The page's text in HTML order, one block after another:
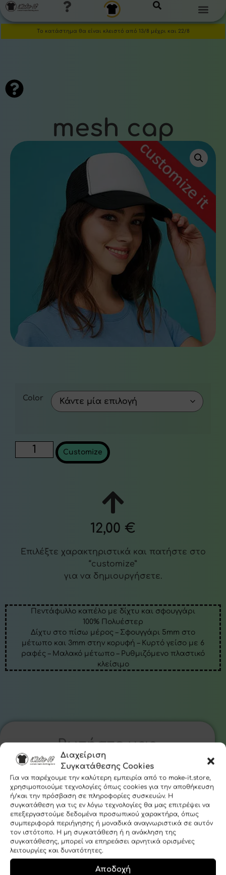
Διαχείριση
Συγκατάθεσης Cookies
Για να παρέχουμε την καλύτερη εμπειρία από το make-it.store,
χρησιμοποιούμε τεχνολογίες όπως cookies για την αποθήκευση
ή/και την πρόσβαση σε πληροφορίες συσκευών. Η
συγκατάθεση για τις εν λόγω τεχνολογίες θα μας επιτρέψει να
επεξεργαστούμε δεδομένα προσωπικού χαρακτήρα, όπως
συμπεριφορά περιήγησης ή μοναδικά αναγνωριστικά σε αυτόν
τον ιστότοπο. Η μη συγκατάθεση ή η ανάκληση της
συγκατάθεσης, μπορεί να επηρεάσει αρνητικά ορισμένες
λειτουργίες και δυνατότητες.
Αποδοχή
Το κατάστημα θα είναι κλειστό από 13/8 μέχρι και 22/8
Color
Customize
12,00 €
Επιλέξτε χαρακτηριστικά και πατήστε στο
“customize”
για να δημιουργήσετε.
mesh cap
Πεντάφυλλο καπέλο με δίχτυ και σφουγγάρι
100% Πολυέστερ
Δίχτυ στο πίσω μέρος – Σφουγγάρι 5mm στο
μέτωπο και 3mm στην κορυφή – Κυρτό γείσο με 6
ραφές – Μαλακό μέτωπο – Ρυθμιζόμενο πλαστικό
κλείσιμο
Ρωτήστε μας
Όνομα
Email
Μήνυμα